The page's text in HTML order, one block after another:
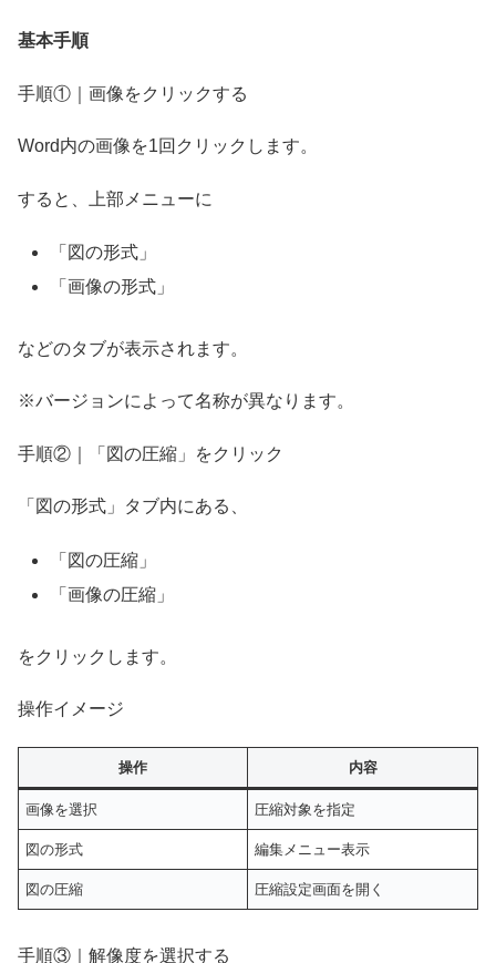
基本手順
手順①｜画像をクリックする
Word内の画像を1回クリックします。
すると、上部メニューに
「図の形式」
「画像の形式」
などのタブが表示されます。
※バージョンによって名称が異なります。
手順②｜「図の圧縮」をクリック
「図の形式」タブ内にある、
「図の圧縮」
「画像の圧縮」
をクリックします。
操作イメージ
操作 内容
画像を選択 圧縮対象を指定
図の形式 編集メニュー表示
図の圧縮 圧縮設定画面を開く
手順③｜解像度を選択する